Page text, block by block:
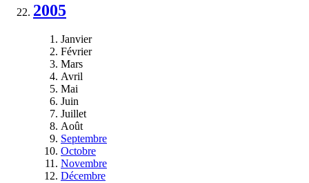
2005
Janvier
Février
Mars
Avril
Mai
Juin
Juillet
Août
Septembre
Octobre
Novembre
Décembre